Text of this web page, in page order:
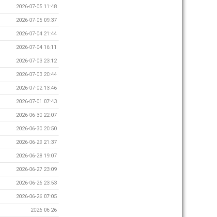
2026-07-05 11:48
2026-07-05 09:37
2026-07-04 21:44
2026-07-04 16:11
2026-07-03 23:12
2026-07-03 20:44
2026-07-02 13:46
2026-07-01 07:43
2026-06-30 22:07
2026-06-30 20:50
2026-06-29 21:37
2026-06-28 19:07
2026-06-27 23:09
2026-06-26 23:53
2026-06-26 07:05
2026-06-26